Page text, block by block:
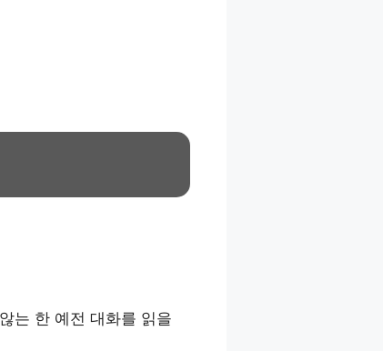
는 한 예전 대화를 읽을